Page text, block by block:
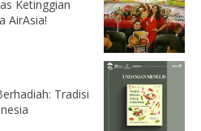
Ketinggian
AirAsia!
Tradisi